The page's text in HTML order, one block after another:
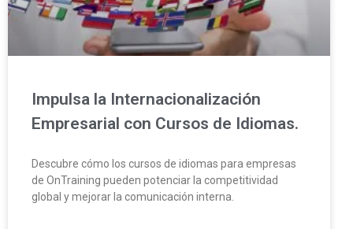
Impulsa la Internacionalización
Empresarial con Cursos de Idiomas.
Descubre cómo los cursos de idiomas para empresas
de OnTraining pueden potenciar la competitividad
global y mejorar la comunicación interna.